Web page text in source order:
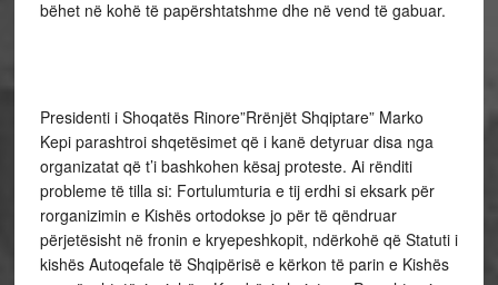
bëhet në kohë të papërshtatshme dhe në vend të gabuar.
Presidenti i Shoqatës Rinore”Rrënjët Shqiptare” Marko
Kepi parashtroi shqetësimet që i kanë detyruar disa nga
organizatat që t’i bashkohen kësaj proteste. Ai rënditi
probleme të tilla si: Fortulumturia e tij erdhi si eksark për
rorganizimin e Kishës ortodokse jo për të qëndruar
përjetësisht në fronin e kryepeshkopit, ndërkohë që Statuti i
kishës Autoqefale të Shqipërisë e kërkon të parin e Kishës